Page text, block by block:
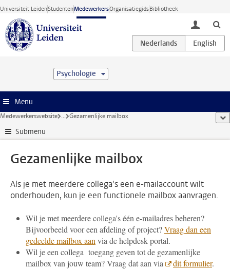
Ga direct naar de inhoud
Universiteit LeidenStudentenMedewerkersOrganisatiegidsBibliotheek
toggle
Psychologie
Menu
Medewerkerswebsite ... Gezamenlijke mailbox
Submenu
Gezamenlijke mailbox
Als je met meerdere collega's een e-mailaccount wilt
onderhouden, kun je een functionele mailbox aanvragen.
Wil je met meerdere collega's één e-mailadres beheren?
Bijvoorbeeld voor een afdeling of project?Vraag dan een
gedeelde mailbox aan via de helpdesk portal.
Wil je een collega toegang geven tot de gezamenlijke
mailbox van jouw team? Vraag dat aan via
dit formulier.